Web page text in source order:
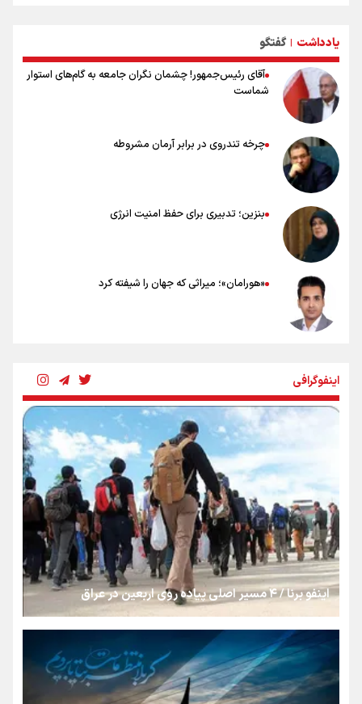
۲۰ نکته دوستانه درباره پیاده روی اربعین و عراقی ها
یادداشت | گفتگو
آقای رئیس‌جمهور! چشمان نگران جامعه به گام‌های استوار
شماست
چرخه تندروی در برابر آرمان مشروطه
بنزین؛ تدبیری برای حفظ امنیت انرژی
«هورامان»؛ میراثی که جهان را شیفته کرد
رسانه ملی و حق مردم برای شنیدن صدای رئیس‌جمهوری
روایت ایران از کنار مردم
از طلوع خیابان‌ها تا غروب اشک
جمله‌ای که بغض چهارماهه را شکست؛ «آهای مردم، آقا از
تهران رفتند»
سه حسرتی که به دلم ماند
اینفوگرافی
اینفو برنا / ۴ مسیر اصلی پیاده روی اربعین در عراق